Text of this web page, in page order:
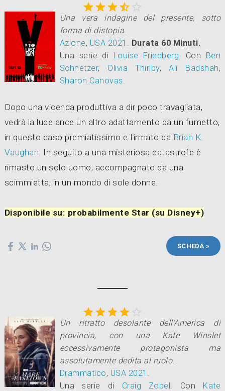

Una vera indagine del presente, sotto
forma di distopia
Azione, USA 2021
Durata 60 Minuti.
Una serie di Louise Friedberg Con Ben
Schnetzer, Olivia Thirlby,Ali Badshah,
Sharon Canovas
Dopo una vicenda produttiva a dir poco travagliata,
vedrà la luce ance un altro adattamento da un fumetto,
in questo caso premiatissimo e firmato da Brian K.
Vaughan . In seguito a una misteriosa catastrofe è
rimasto un solo uomo, accompagnato da una
scimmietta, in un mondo di sole donne.
Disponibile su: probabilmente Star (su Disney+)
SCHEDA »

Un ritratto desolante dell'America di
provincia, con una Kate Winslet
eccessivamente protagonista ma
assolutamente dedita al ruolo.
Drammatico, USA 2021
Una serie di Craig Zobel Con Kate